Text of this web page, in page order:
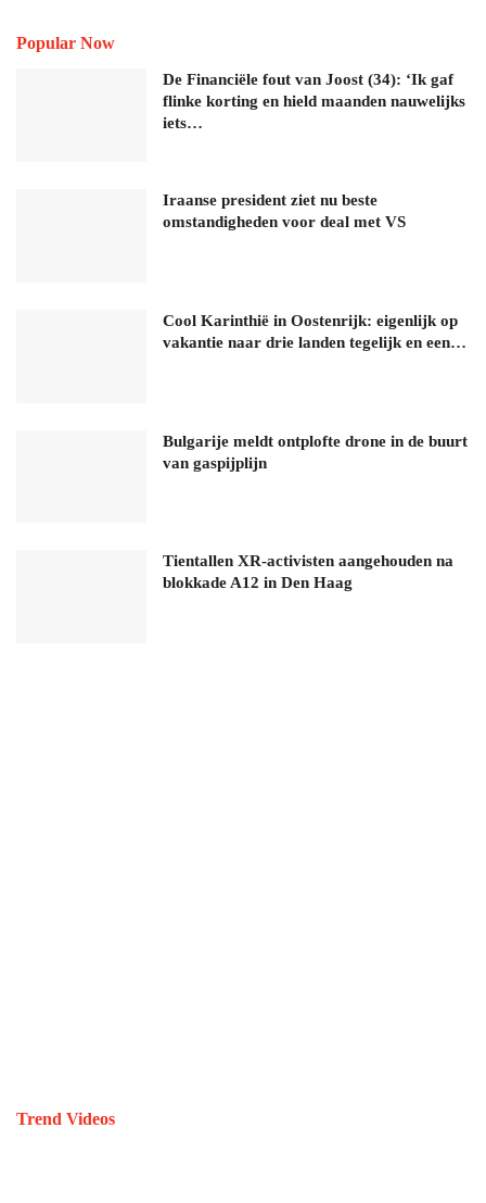
Popular Now
De Financiële fout van Joost (34): ‘Ik gaf
flinke korting en hield maanden nauwelijks
iets…
Iraanse president ziet nu beste
omstandigheden voor deal met VS
Cool Karinthië in Oostenrijk: eigenlijk op
vakantie naar drie landen tegelijk en een…
Bulgarije meldt ontplofte drone in de buurt
van gaspijplijn
Tientallen XR-activisten aangehouden na
blokkade A12 in Den Haag
Trend Videos